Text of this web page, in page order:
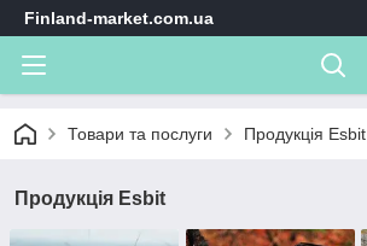
Finland-market.com.ua
Товари та послуги Продукція Esbit
Продукція Esbit